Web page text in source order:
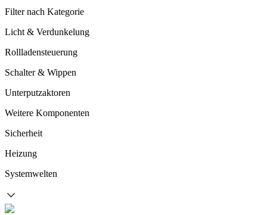
Filter nach Kategorie
Licht & Verdunkelung
Rollladensteuerung
Schalter & Wippen
Unterputzaktoren
Weitere Komponenten
Sicherheit
Heizung
Systemwelten